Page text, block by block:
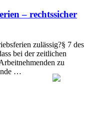
– rechtssicher
zulässig?§ 7 des
bei der zeitlichen
zu
…